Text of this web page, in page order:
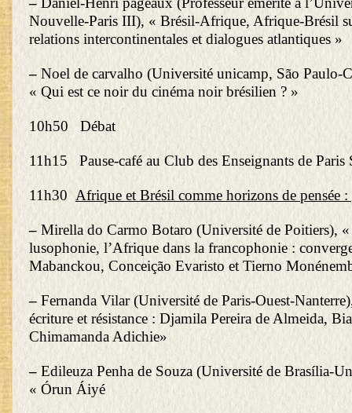
Nouvelle-Paris III), « Brésil-Afrique, Afrique-Brésil
relations intercontinentales et dialogues atlantiques »
– Noel de carvalho (Université unicamp, São Paulo-
« Qui est ce noir du cinéma noir brésilien ? »
10h50 Débat
11h15 Pause-café au Club des Enseignants de Paris
11h30 Afrique et Brésil comme horizons de pensée :
– Mirella do Carmo Botaro (Université de Poitiers),
lusophonie, l’Afrique dans la francophonie :
Mabanckou, Conceição Evaristo et Tierno
– Fernanda Vilar (Université de Paris-Ouest-
écriture et résistance : Djamila Pereira de Almeida,
Chimamanda Adichie»
– Edileuza Penha de Souza (Université de Brasília-
« Órun Áiyé